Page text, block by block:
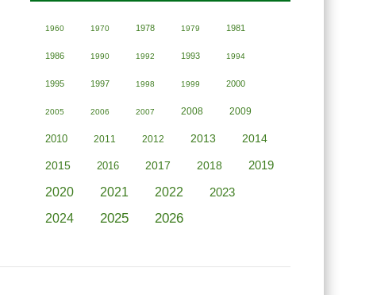
1960 1970 1978 1979 1981
1986 1990 1992 1993 1994
1995 1997 1998 1999 2000
2005 2006 2007 2008 2009
2010 2011 2012 2013 2014
2015 2016 2017 2018 2019
2020 2021 2022
2023
2024
2025 2026